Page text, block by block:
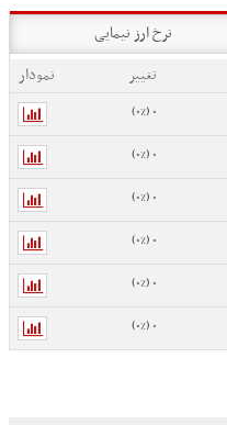
نرخ ارز نیمایی
تغییر
نمودار
0 (0%)
0 (0%)
0 (0%)
0 (0%)
0 (0%)
0 (0%)